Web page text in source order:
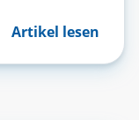
Artikel lesen